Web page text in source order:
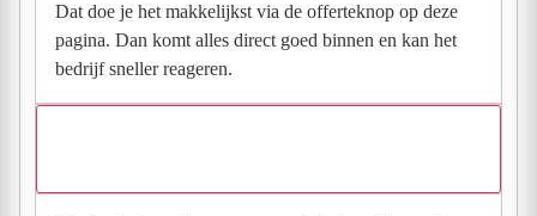
Dat doe je het makkelijkst via de offerteknop op deze
pagina. Dan komt alles direct goed binnen en kan het
bedrijf sneller reageren.